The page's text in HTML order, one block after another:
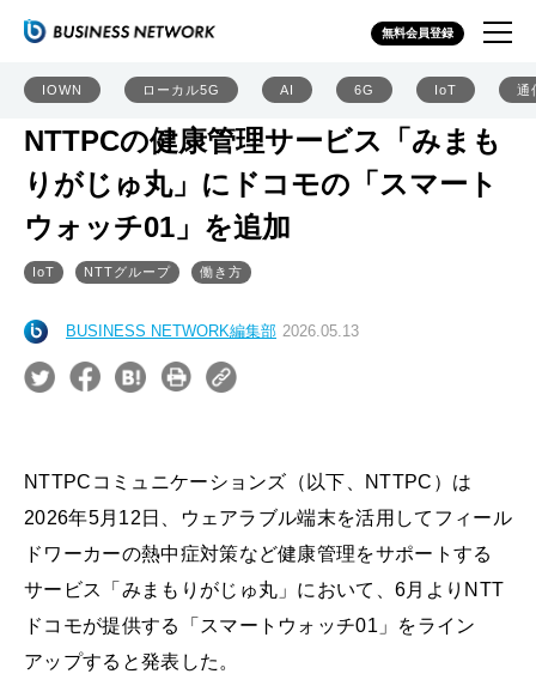
無料会員登録
IOWN ローカル5G AI 6G IoT 通
NTTPCの健康管理サービス「みまも
りがじゅ丸」にドコモの「スマート
ウォッチ01」を追加
IoT NTTグループ 働き方
BUSINESS NETWORK編集部 2026.05.13
NTTPCコミュニケーションズ（以下、NTTPC）は
2026年5月12日、ウェアラブル端末を活用してフィール
ドワーカーの熱中症対策など健康管理をサポートする
サービス「みまもりがじゅ丸」において、6月よりNTT
ドコモが提供する「スマートウォッチ01」をライン
アップすると発表した。